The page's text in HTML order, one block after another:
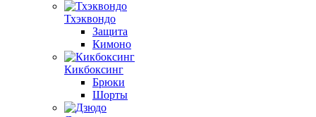
Тхэквондо
Защита
Кимоно
Кикбоксинг
Брюки
Шорты